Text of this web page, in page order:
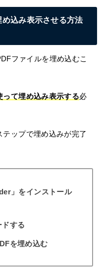
込み表示させる方法
ファイルを埋め込むこ
て埋め込み表示する必
ップで埋め込みが完了
」をインストール
ドする
を埋め込む